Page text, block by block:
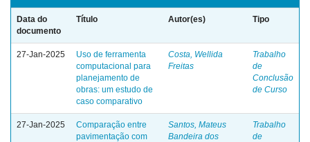
Data do
documento
Título Autor(es) Tipo
27-Jan-2025
Uso de ferramenta
computacional para
planejamento de
obras: um estudo de
caso comparativo
Costa, Wellida
Freitas
Trabalho
de
Conclusão
de Curso
27-Jan-2025
Comparação entre
pavimentação com
Santos, Mateus
Bandeira dos
Trabalho
de